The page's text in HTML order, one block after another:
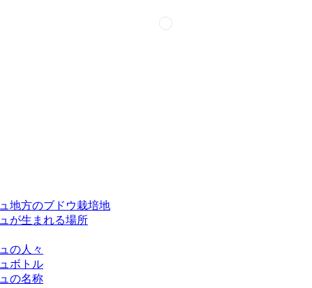
地方のブドウ栽培地
が生まれる場所
の人々
ボトル
の名称